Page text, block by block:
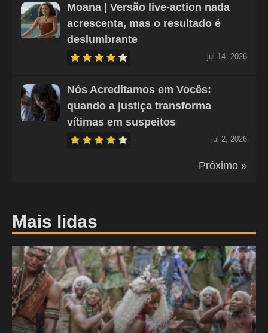
Moana | Versão live-action nada
acrescenta, mas o resultado é
deslumbrante
jul 14, 2026
Nós Acreditamos em Vocês:
quando a justiça transforma
vítimas em suspeitos
jul 2, 2026
Próximo »
Mais lidas